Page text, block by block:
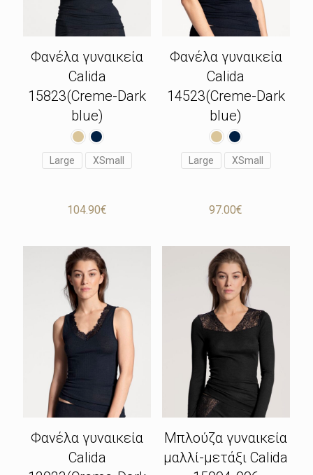
Φανέλα γυναικεία
Calida
15823(Creme-Dark
blue)
Large XSmall
104.90€
Φανέλα γυναικεία
Calida
14523(Creme-Dark
blue)
Large XSmall
97.00€
Φανέλα γυναικεία
Calida
Μπλούζα γυναικεία
μαλλί-μετάξι Calida